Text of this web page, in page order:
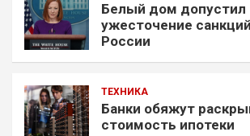
Белый дом допустил
ужесточение
России
ТЕХНИКА
Банки обяжут
стоимость ипотеки